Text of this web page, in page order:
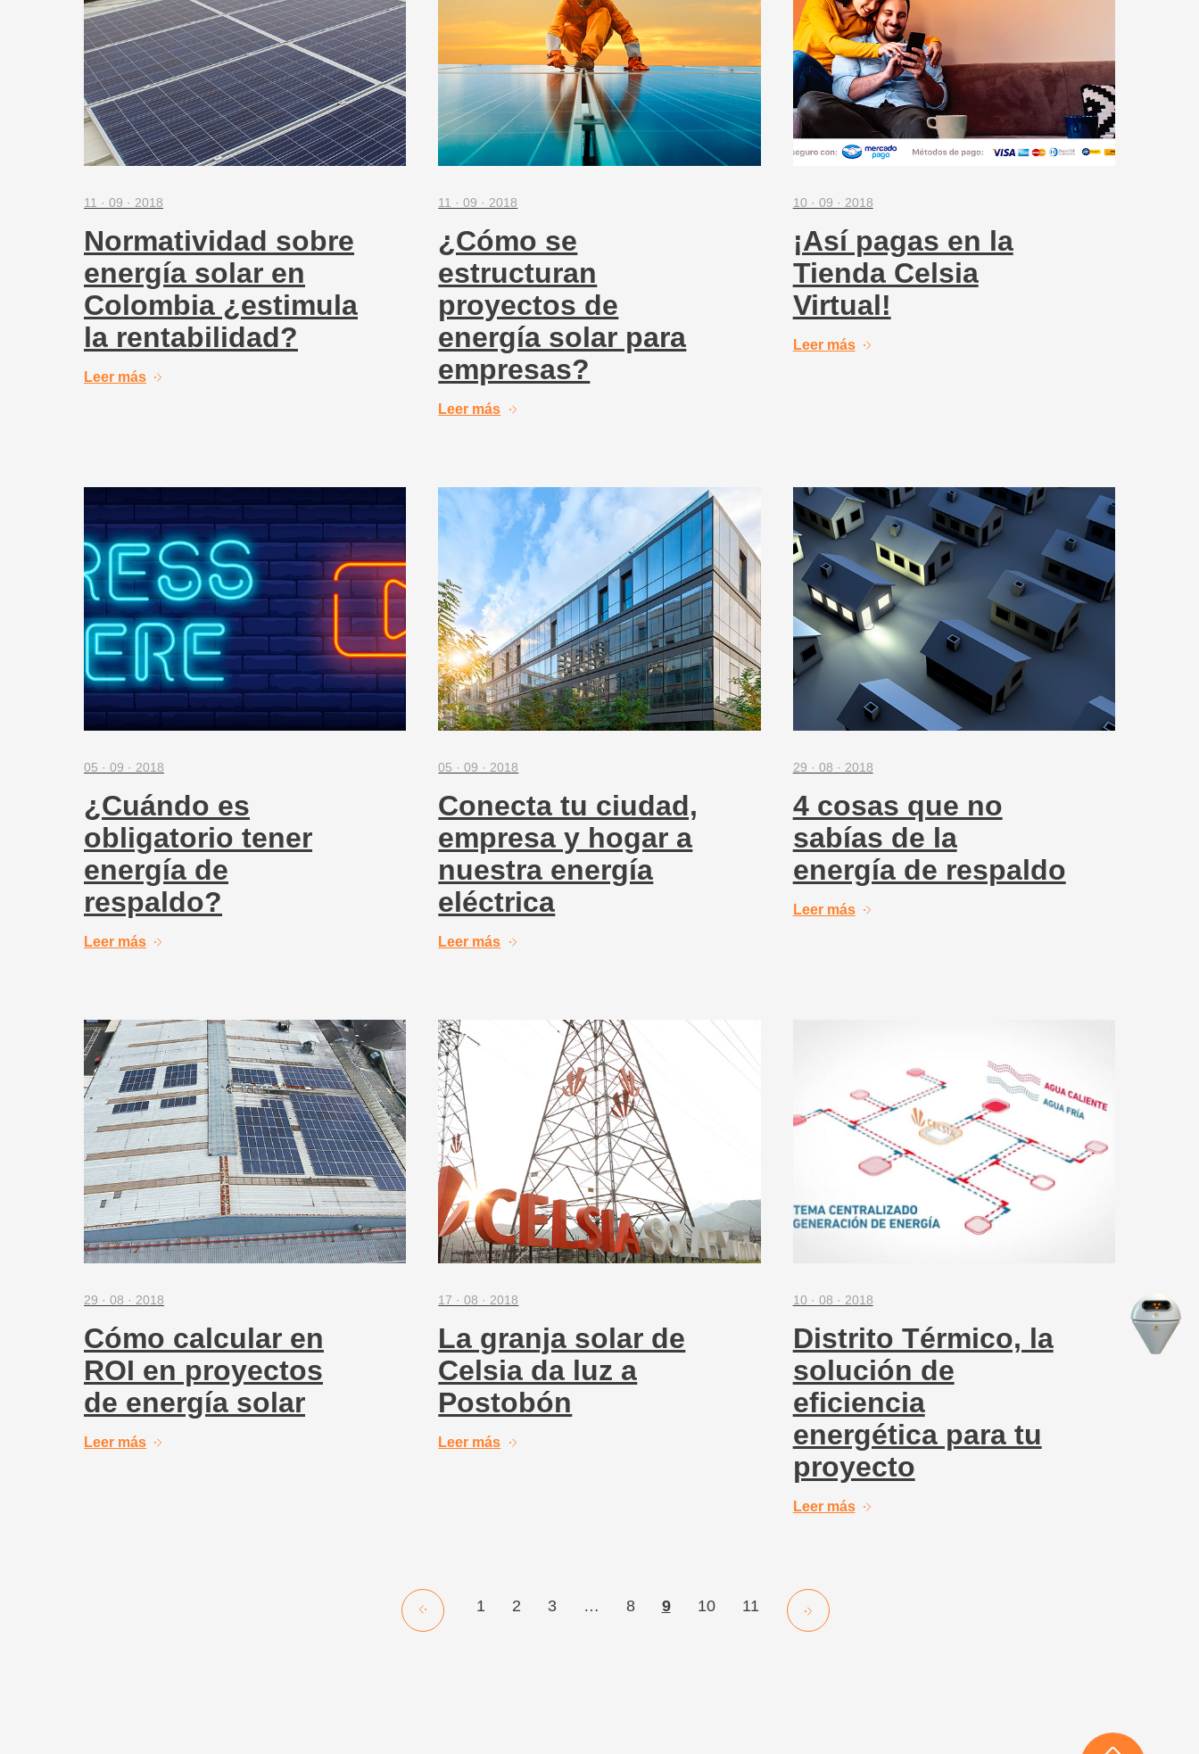
11 · 09 · 2018
Normatividad sobre
energía solar en
Colombia ¿estimula
la rentabilidad?
Leer más
11 · 09 · 2018
¿Cómo se
estructuran
proyectos de
energía solar para
empresas?
Leer más
10 · 09 · 2018
¡Así pagas en la
Tienda Celsia
Virtual!
Leer más
05 · 09 · 2018
¿Cuándo es
obligatorio tener
energía de
respaldo?
Leer más
05 · 09 · 2018
Conecta tu ciudad,
empresa y hogar a
nuestra energía
eléctrica
Leer más
29 · 08 · 2018
4 cosas que no
sabías de la
energía de respaldo
Leer más
29 · 08 · 2018
Cómo calcular en
ROI en proyectos
de energía solar
Leer más
17 · 08 · 2018
La granja solar de
Celsia da luz a
Postobón
Leer más
10 · 08 · 2018
Distrito Térmico, la
solución de
eficiencia
energética para tu
proyecto
Leer más
1 2 3 … 8 9 10 11